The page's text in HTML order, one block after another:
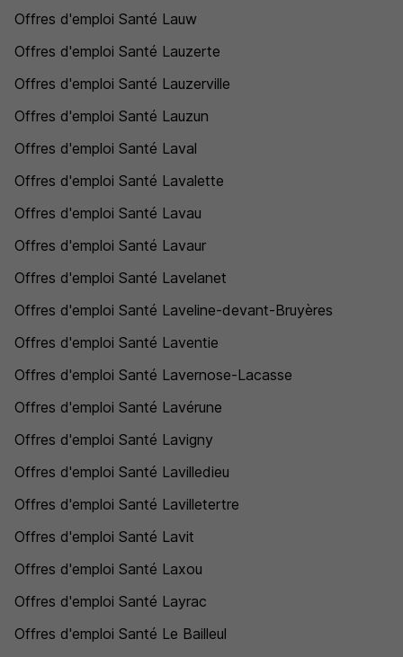
Offres d'emploi Santé Lauw
Offres d'emploi Santé Lauzerte
Offres d'emploi Santé Lauzerville
Offres d'emploi Santé Lauzun
Offres d'emploi Santé Laval
Offres d'emploi Santé Lavalette
Offres d'emploi Santé Lavau
Offres d'emploi Santé Lavaur
Offres d'emploi Santé Lavelanet
Offres d'emploi Santé Laveline-devant-Bruyères
Offres d'emploi Santé Laventie
Offres d'emploi Santé Lavernose-Lacasse
Offres d'emploi Santé Lavérune
Offres d'emploi Santé Lavigny
Offres d'emploi Santé Lavilledieu
Offres d'emploi Santé Lavilletertre
Offres d'emploi Santé Lavit
Offres d'emploi Santé Laxou
Offres d'emploi Santé Layrac
Offres d'emploi Santé Le Bailleul